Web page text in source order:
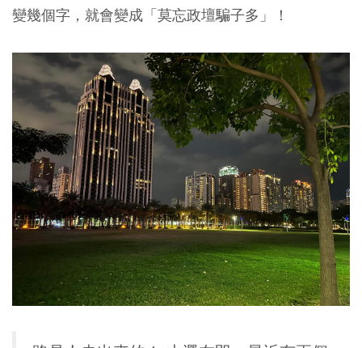
變幾個字，就會變成「莫忘政壇騙子多」！